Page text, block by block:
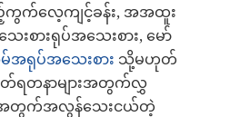
ကွက်လေ့ကျင့်ခန်း, အအထူး
းစားရုပ်အသေးစား, မော်
အရုပ်အသေးစား သို့မဟုတ်
ရတနာများအတွက်လွှ
အတွက်အလွန်သေးငယ်တဲ့